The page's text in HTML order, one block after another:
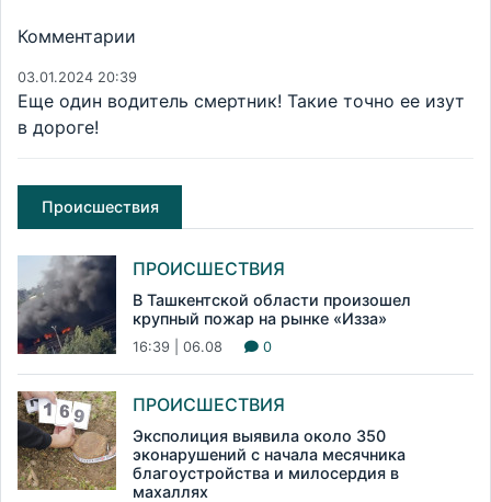
Комментарии
03.01.2024 20:39
Еще один водитель смертник! Такие точно ее изут
в дороге!
Происшествия
ПРОИСШЕСТВИЯ
В Ташкентской области произошел
крупный пожар на рынке «Изза»
16:39 | 06.08 0
ПРОИСШЕСТВИЯ
Эксполиция выявила около 350
эконарушений с начала месячника
благоустройства и милосердия в
махаллях